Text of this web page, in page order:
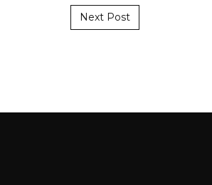
Next Post